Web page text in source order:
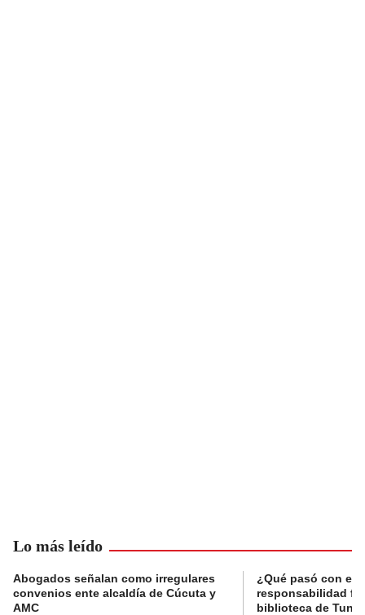
Lo más leído
Abogados señalan como irregulares
convenios ente alcaldía de Cúcuta y
AMC
¿Qué pasó con el
responsabilidad
biblioteca de